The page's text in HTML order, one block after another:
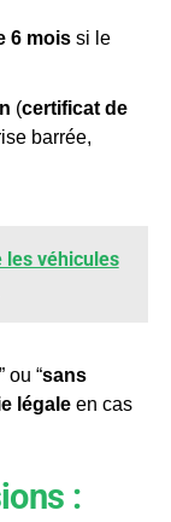
6 moissi le
(certificat de
barrée,
les véhicules
ou “sans
légaleen cas
: